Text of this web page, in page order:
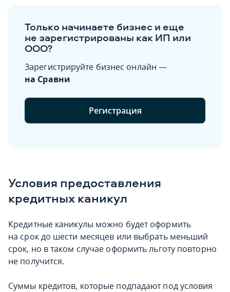
Только начинаете бизнес и еще
не зарегистрированы как ИП или
ООО?
Зарегистрируйте бизнес онлайн —
на Сравни
Регистрация
Условия предоставления
кредитных каникул
Кредитные каникулы можно будет оформить
на срок до шести месяцев или выбрать меньший
срок, но в таком случае оформить льготу повторно
не получится.
Суммы кредитов, которые подпадают под условия